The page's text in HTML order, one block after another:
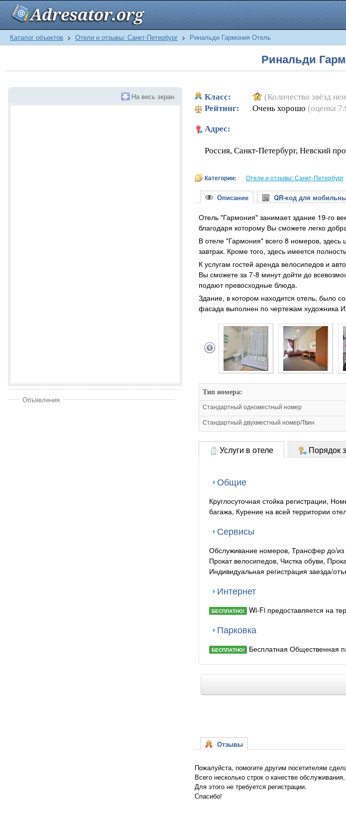
Каталог объектов > Отели и отзывы: Санкт-Петербург > Ринальди Гармония Отель
Ринальди
На весь экран
Объявления
Класс:
(Количество звёзд
Рейтинг:
Очень хорошо (оценка
Адрес:
Россия, Санкт-Петербург, Невский
Категории: Отели и отзывы: Санкт-Петербург
Описание QR-код для
Отель "Гармония" занимает здание 19-го
благодаря которому Вы сможете легко
В отеле "Гармония" всего 8 номеров,
завтрак. Кроме того, здесь имеется
К услугам гостей аренда велосипедов и
Вы сможете за 7-8 минут дойти до
подают превосходные блюда.
Здание, в котором находится отель, было
фасада выполнен по чертежам художника
Тип номера:
Стандартный одноместный номер
Стандартный двухместный номер/Твин
Услуги в отеле Порядок
Общие
Круглосуточная стойка регистрации,
багажа, Курение на всей территории
Сервисы
Обслуживание номеров, Трансфер до/
Прокат велосипедов, Чистка обуви,
Индивидуальная регистрация заезда/
Интернет
БЕСПЛАТНО! Wi-Fi предоставляется на
Парковка
БЕСПЛАТНО! Бесплатная Общественная
Отзывы
Пожалуйста, помогите другим посетителям
Всего несколько строк о качестве
Для этого не требуется регистрации.
Спасибо!